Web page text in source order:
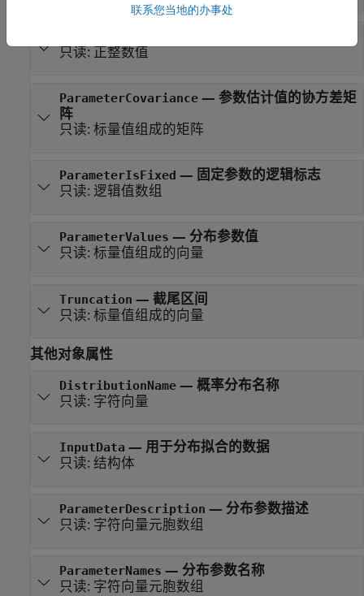
只读:正整数值
ParameterCovariance— 参数估计值的协方差矩
阵
只读: 标量值组成的矩阵
ParameterIsFixed — 固定参数的逻辑标志
只读: 逻辑值数组
ParameterValues — 分布参数值
只读: 标量值组成的向量
Truncation — 截尾区间
只读: 标量值组成的向量
其他对象属性
DistributionName— 概率分布名称
只读: 字符向量
InputData — 用于分布拟合的数据
只读: 结构体
ParameterDescription — 分布参数描述
只读: 字符向量元胞数组
ParameterNames — 分布参数名称
只读: 字符向量元胞数组
联系您当地的办事处